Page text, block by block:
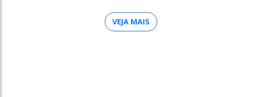
VEJA MAIS